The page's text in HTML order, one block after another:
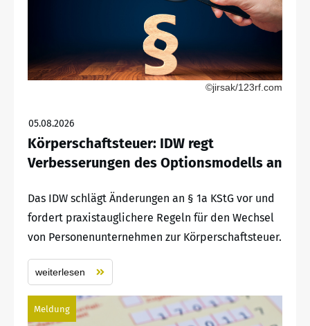
©jirsak/123rf.com
05.08.2026
Körperschaftsteuer: IDW regt
Verbesserungen des Optionsmodells an
Das IDW schlägt Änderungen an § 1a KStG vor und
fordert praxistauglichere Regeln für den Wechsel
von Personenunternehmen zur Körperschaftsteuer.
weiterlesen
Meldung